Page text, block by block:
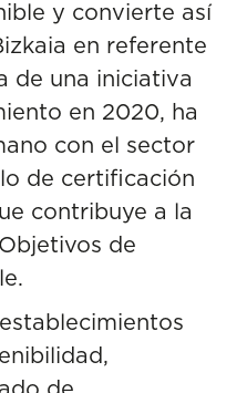
y convierte así
en referente
de una iniciativa
en 2020, ha
con el sector
de certificación
contribuye a la
de